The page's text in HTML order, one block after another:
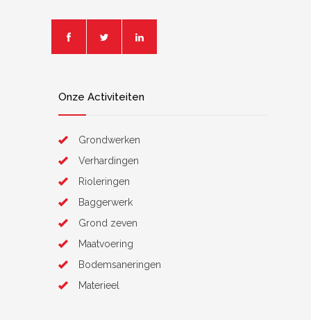
Onze Activiteiten
Grondwerken
Verhardingen
Rioleringen
Baggerwerk
Grond zeven
Maatvoering
Bodemsaneringen
Materieel